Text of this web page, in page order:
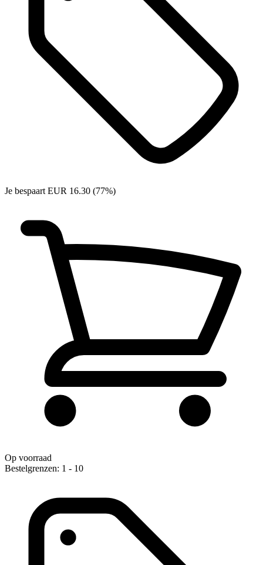
Je bespaart EUR 16.30 (77%)
Op voorraad
Bestelgrenzen: 1 - 10